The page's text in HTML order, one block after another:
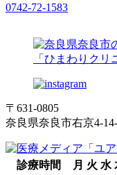
0742-72-1583
〒631-0805
奈良県奈良市右京4-
診療時間 月 火 水